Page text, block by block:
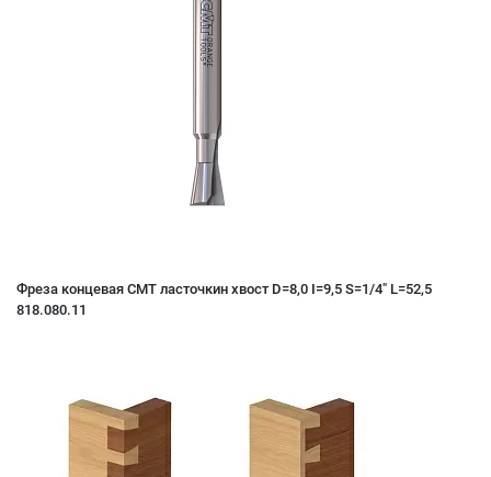
Фреза концевая CMT ласточкин хвост D=8,0 I=9,5 S=1/4" L=52,5
818.080.11